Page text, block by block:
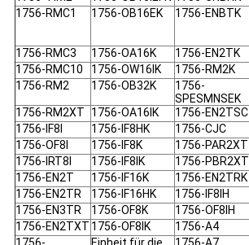
1756-RMC1
1756-OB16EK 1756-ENBTK
1756-RMC3
1756-OA16K 1756-EN2TK
1756-RMC10
1756-OW16IK 1756-RM2K
1756-RM2
1756-OB32K
1756-
SPESMNSEK
1756-RM2XT 1756-OA16IK 1756-EN2TSC
1756-IF8I
1756-IF8HK 1756-CJC
1756-OF8I
1756-IF8K 1756-PAR2XT
1756-IRT8I
1756-IF8IK 1756-PBR2XT
1756-EN2T
1756-IF16K 1756-EN2TRK
1756-EN2TR
1756-IF16HK 1756-IF8IH
1756-EN3TR
1756-OF8K 1756-OF8IH
1756-EN2TXT 1756-OF8IK 1756-A4